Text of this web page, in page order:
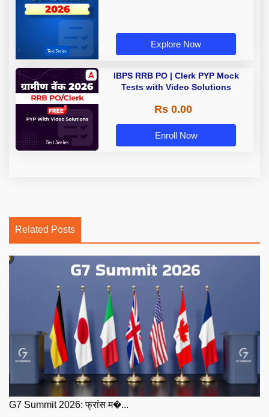
Explore Now
IBPS RRB PO | Clerk PYP Mock
Tests with Video Solutions
Rs 0.00
Enroll Now
Related Posts
G7 Summit 2026: फ्रांस म�...